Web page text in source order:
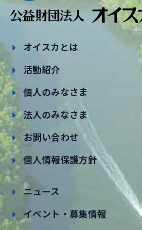
オイスカとは
活動紹介
個人のみなさま
法人のみなさま
お問い合わせ
個人情報保護方針
ニュース
イベント・募集情報